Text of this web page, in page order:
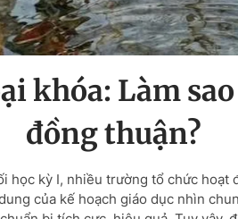
khóa: Làm
đồng thuận?
học kỳ I, nhiều trường tổ chức hoạt
của kế hoạch giáo dục nhìn